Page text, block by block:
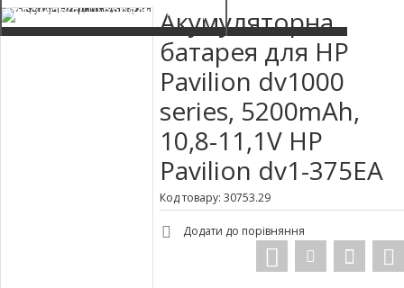
Автомобільні зарядні пристроїАкумуляторна
батарея для HP
Pavilion dv1000
series, 5200mAh,
10,8-11,1V HP
Pavilion dv1-375EA
Код товару: 30753.29
Додати до порівняння